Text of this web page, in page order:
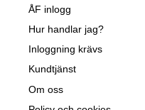
ÅF inlogg
Hur handlar jag?
Inloggning krävs
Kundtjänst
Om oss